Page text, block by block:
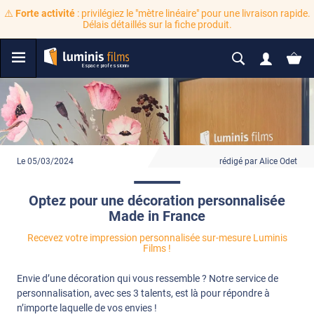
⚠️ Forte activité: privilégiez le "mètre linéaire" pour une livraison rapide.
Délais détaillés sur la fiche produit.
Le 05/03/2024 rédigé par Alice Odet
Optez pour une décoration personnalisée
Made in France
Recevez votre impression personnalisée sur-mesure Luminis
Films !
Envie d’une décoration qui vous ressemble ? Notre service de
personnalisation, avec ses 3 talents, est là pour répondre à
n’importe laquelle de vos envies !